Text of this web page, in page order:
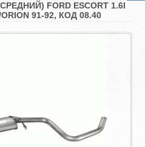
FORD ESCORT 1.6I
ORION 91-92, КОД 08.40